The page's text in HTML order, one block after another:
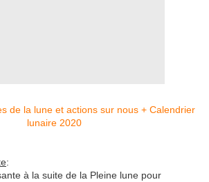
:
à la suite de la Pleine lune pour